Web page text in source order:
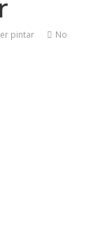
pintar
No